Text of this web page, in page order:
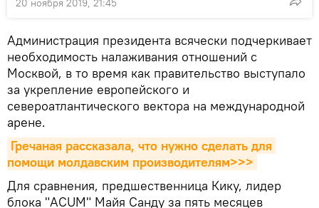
20 ноября 2019, 21:45
Администрация президента всячески подчеркивает
необходимость налаживания отношений с
Москвой, в то время как правительство выступало
за укрепление европейского и
североатлантического вектора на международной
арене.
Гречаная рассказала, что нужно сделать для
помощи молдавским производителям>>>
Для сравнения, предшественница Кику, лидер
блока "ACUM" Майя Санду за пять месяцев